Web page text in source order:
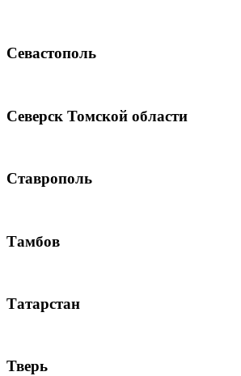
Севастополь
Северск Томской области
Ставрополь
Тамбов
Татарстан
Тверь